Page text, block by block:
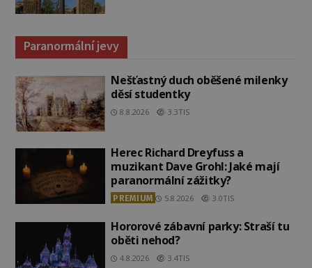
Paranormální jevy
Nešťastný duch oběšené milenky
děsí studentky
8.8.2026 3.3TIS
Herec Richard Dreyfuss a
muzikant Dave Grohl: Jaké mají
paranormální zážitky?
PREMIUM 5.8.2026 3.0TIS
Hororové zábavní parky: Straší tu
oběti nehod?
4.8.2026 3.4TIS